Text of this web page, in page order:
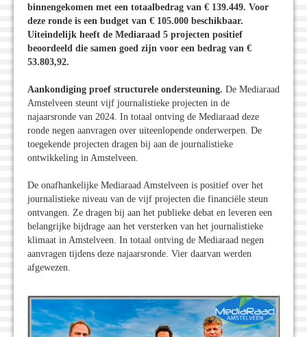
binnengekomen met een totaalbedrag van € 139.449. Voor
deze ronde is een budget van € 105.000 beschikbaar.
Uiteindelijk heeft de Mediaraad 5 projecten positief
beoordeeld die samen goed zijn voor een bedrag van €
53.803,92.
Aankondiging proef structurele ondersteuning. De Mediaraad
Amstelveen steunt vijf journalistieke projecten in de
najaarsronde van 2024. In totaal ontving de Mediaraad deze
ronde negen aanvragen over uiteenlopende onderwerpen. De
toegekende projecten dragen bij aan de journalistieke
ontwikkeling in Amstelveen.
De onafhankelijke Mediaraad Amstelveen is positief over het
journalistieke niveau van de vijf projecten die financiële steun
ontvangen. Ze dragen bij aan het publieke debat en leveren een
belangrijke bijdrage aan het versterken van het journalistieke
klimaat in Amstelveen. In totaal ontving de Mediaraad negen
aanvragen tijdens deze najaarsronde. Vier daarvan werden
afgewezen.